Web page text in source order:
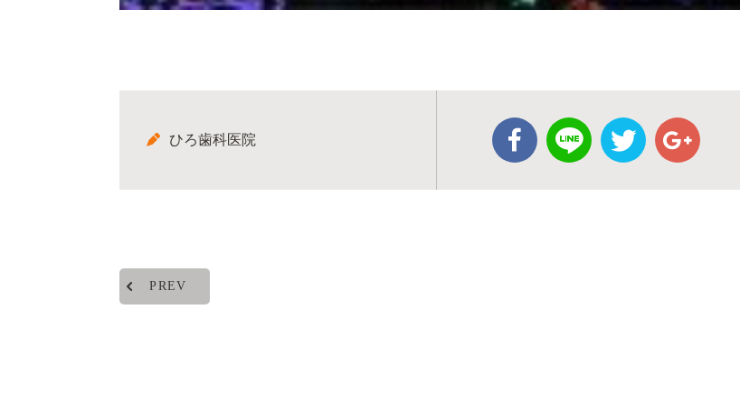
ひろ歯科医院
PREV